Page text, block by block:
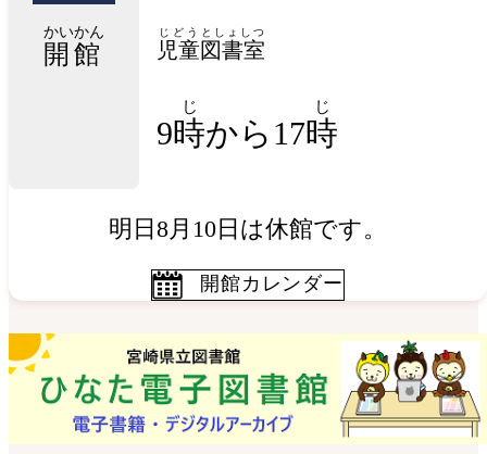
開館
かいかん
児童
じどう
図書室
としょしつ
9時
じ
から17時
じ
明日8月10日は休館です。
開館カレンダー